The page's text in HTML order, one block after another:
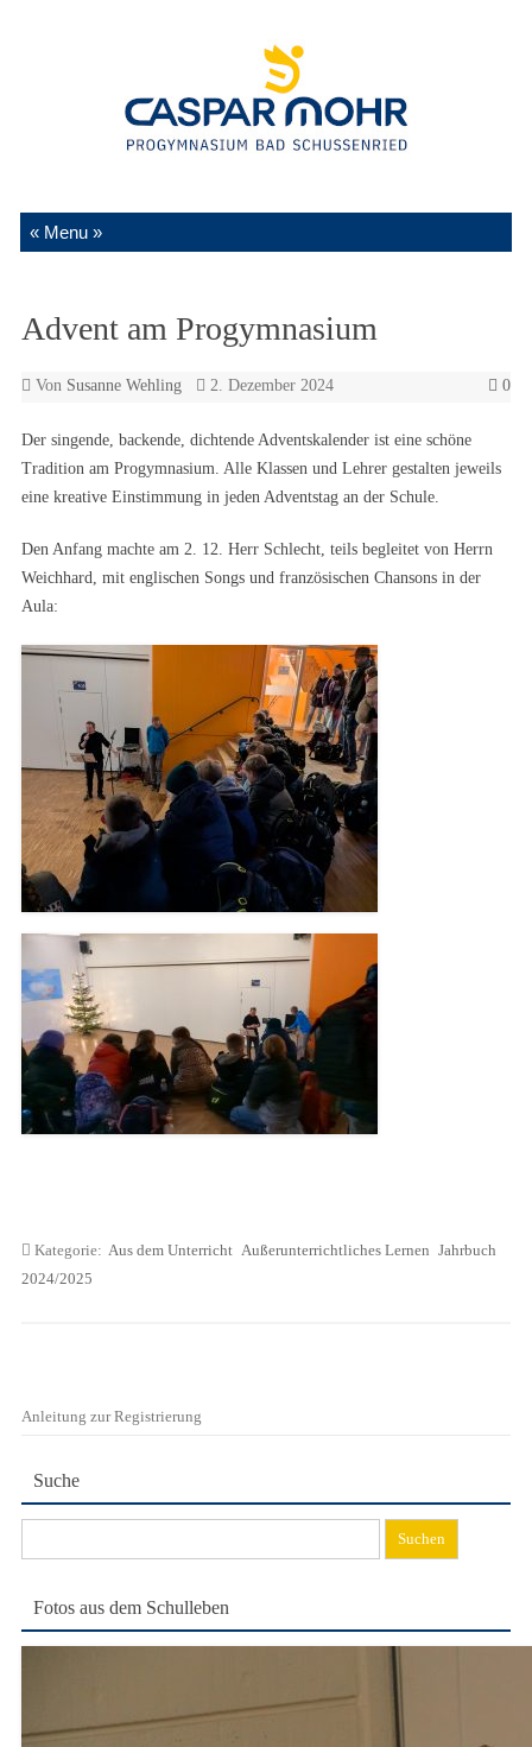
Zum Inhalt springen
Advent am Progymnasium
Von Susanne Wehling 2. Dezember 2024 0
Der singende, backende, dichtende Adventskalender ist eine schöne
Tradition am Progymnasium. Alle Klassen und Lehrer gestalten jeweils
eine kreative Einstimmung in jeden Adventstag an der Schule.
Den Anfang machte am 2. 12. Herr Schlecht, teils begleitet von Herrn
Weichhard, mit englischen Songs und französischen Chansons in der
Aula:
Kategorie: Aus dem Unterricht Außerunterrichtliches Lernen Jahrbuch
2024/2025
Anleitung zur Registrierung
Suche
nach:
Fotos aus dem Schulleben